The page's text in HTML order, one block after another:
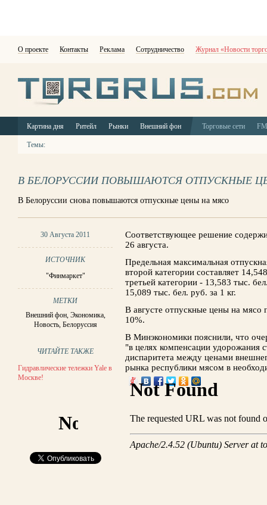
О проекте Контакты Реклама Сотрудничество Журнал «Новости
Картина дня Ритейл Рынки Внешний фон Торговые сети
Темы:
В БЕЛОРУССИИ ПОВЫШАЮТСЯ ОТПУСКНЫЕ
В Белоруссии снова повышаются отпускные цены на мясо
30 Августа 2011
ИСТОЧНИК
"Финмаркет"
МЕТКИ
Внешний фон, Экономика,
Новость, Белоруссия
ЧИТАЙТЕ ТАКЖЕ
Гидравлические тележки Yale в
Москве!
Соответствующее решение
26 августа.
Предельная максимальная
второй категории составляет
третьей категории - 13,583 тыс.
15,089 тыс. бел. руб. за 1 кг.
В августе отпускные цены на мясо
10%.
В Минэкономики пояснили, что
"в целях компенсации удорожания
диспаритета между ценами
рынка республики мясом в